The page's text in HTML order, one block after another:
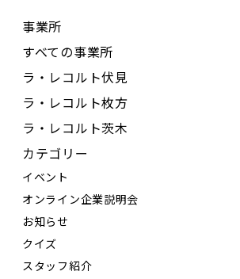
事業所
すべての事業所
ラ・レコルト伏見
ラ・レコルト枚方
ラ・レコルト茨木
カテゴリー
イベント
オンライン企業説明会
お知らせ
クイズ
スタッフ紹介